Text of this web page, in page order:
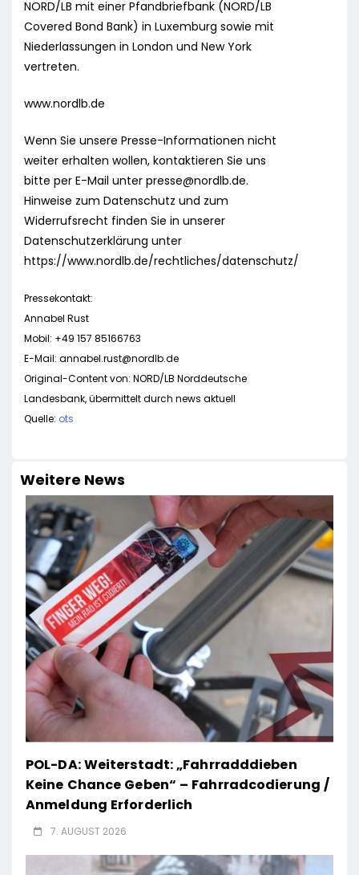
NORD/LB mit einer Pfandbriefbank (NORD/LB
Covered Bond Bank) in Luxemburg sowie mit
Niederlassungen in London und New York
vertreten.
www.nordlb.de
Wenn Sie unsere Presse-Informationen nicht
weiter erhalten wollen, kontaktieren Sie uns
bitte per E-Mail unter presse@nordlb.de.
Hinweise zum Datenschutz und zum
Widerrufsrecht finden Sie in unserer
Datenschutzerklärung unter
https://www.nordlb.de/rechtliches/datenschutz/
Pressekontakt:
Annabel Rust
Mobil: +49 157 85166763
E-Mail: annabel.rust@nordlb.de
Original-Content von: NORD/LB Norddeutsche
Landesbank, übermittelt durch news aktuell
Quelle: ots
Weitere News
POL-DA: Weiterstadt: „Fahrradddieben
Keine Chance Geben“ – Fahrradcodierung /
Anmeldung Erforderlich
7. AUGUST 2026